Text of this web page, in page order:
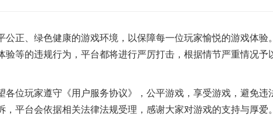
正、绿色健康的游戏环境，以保障每一位玩家愉悦的游戏体验
等的违规行为，平台都将进行严厉打击，根据情节严重情况予
各位玩家遵守《用户服务协议》，公平游戏，享受游戏，避免
平台会依据相关法律法规受理，感谢大家对游戏的支持与厚爱。